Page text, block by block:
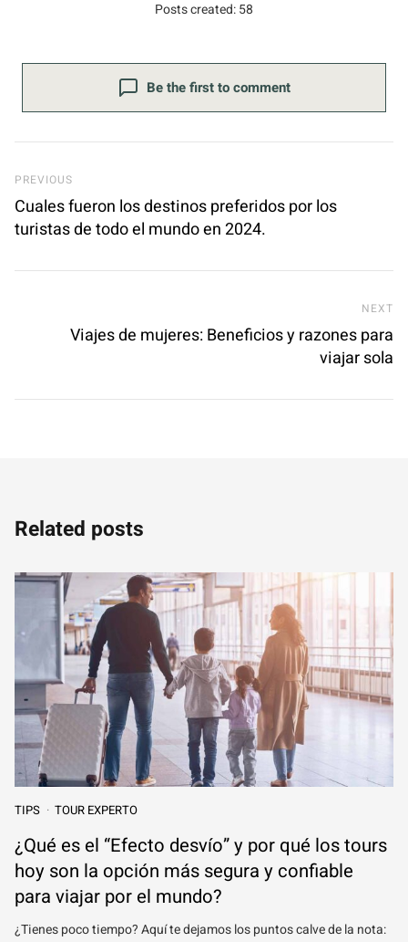
Posts created: 58
Be the first to comment
Previous Post
PREVIOUS
Cuales fueron los destinos preferidos por los
turistas de todo el mundo en 2024.
NEXT
Viajes de mujeres: Beneficios y razones para
viajar sola
Related posts
TIPS TOUR EXPERTO
¿Qué es el “Efecto desvío” y por qué los tours
hoy son la opción más segura y confiable
para viajar por el mundo?
¿Tienes poco tiempo? Aquí te dejamos los puntos calve de la nota: